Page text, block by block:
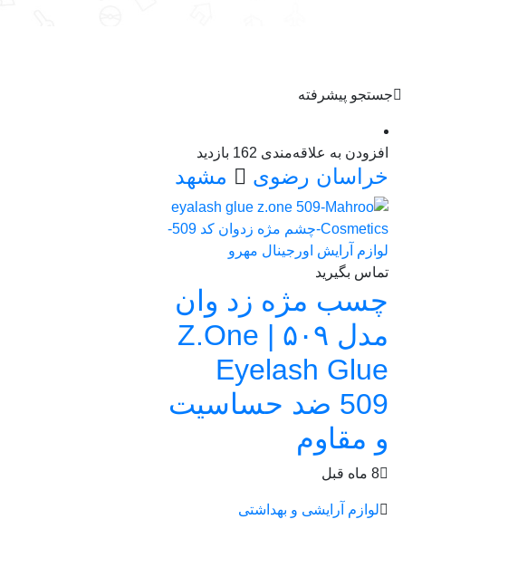
جستجو پیشرفته
افزودن به علاقه‌مندی 162 بازدید
خراسان رضوی مشهد
تماس بگیرید
چسب مژه زد وان
مدل ۵۰۹ | Z.One
Eyelash Glue
509 ضد حساسیت
و مقاوم
8 ماه قبل
لوازم آرایشی و بهداشتی